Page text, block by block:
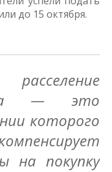
до 15 октября.
— это
которого
на покупку